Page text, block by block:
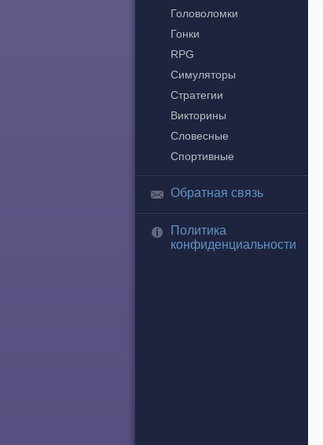
Головоломки
Гонки
RPG
Симуляторы
Стратегии
Викторины
Словесные
Спортивные
Обратная связь
Политика
конфиденциальности